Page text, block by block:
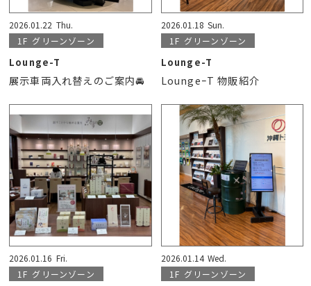
2026.01.22 Thu.
1F グリーンゾーン
Lounge-T
展示車両入れ替えのご案内🚘
2026.01.18 Sun.
1F グリーンゾーン
Lounge-T
LoungeｰT 物販紹介
2026.01.16 Fri.
1F グリーンゾーン
2026.01.14 Wed.
1F グリーンゾーン